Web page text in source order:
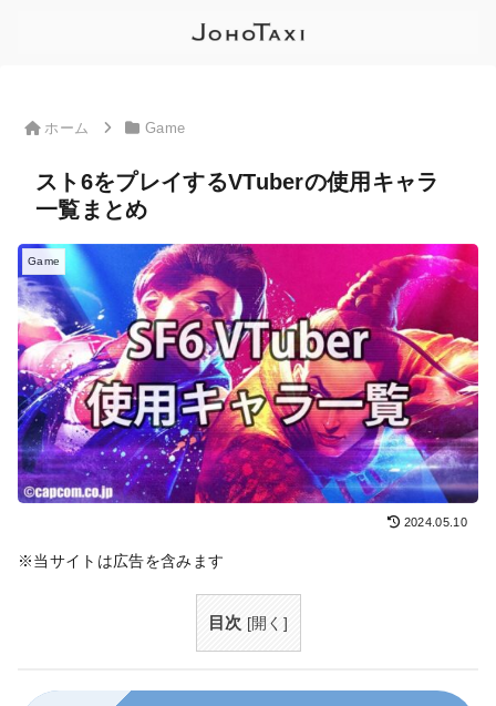
ホーム Game
スト6をプレイするVTuberの使用キャラ
一覧まとめ
Game
2024.05.10
※当サイトは広告を含みます
目次 [開く ]